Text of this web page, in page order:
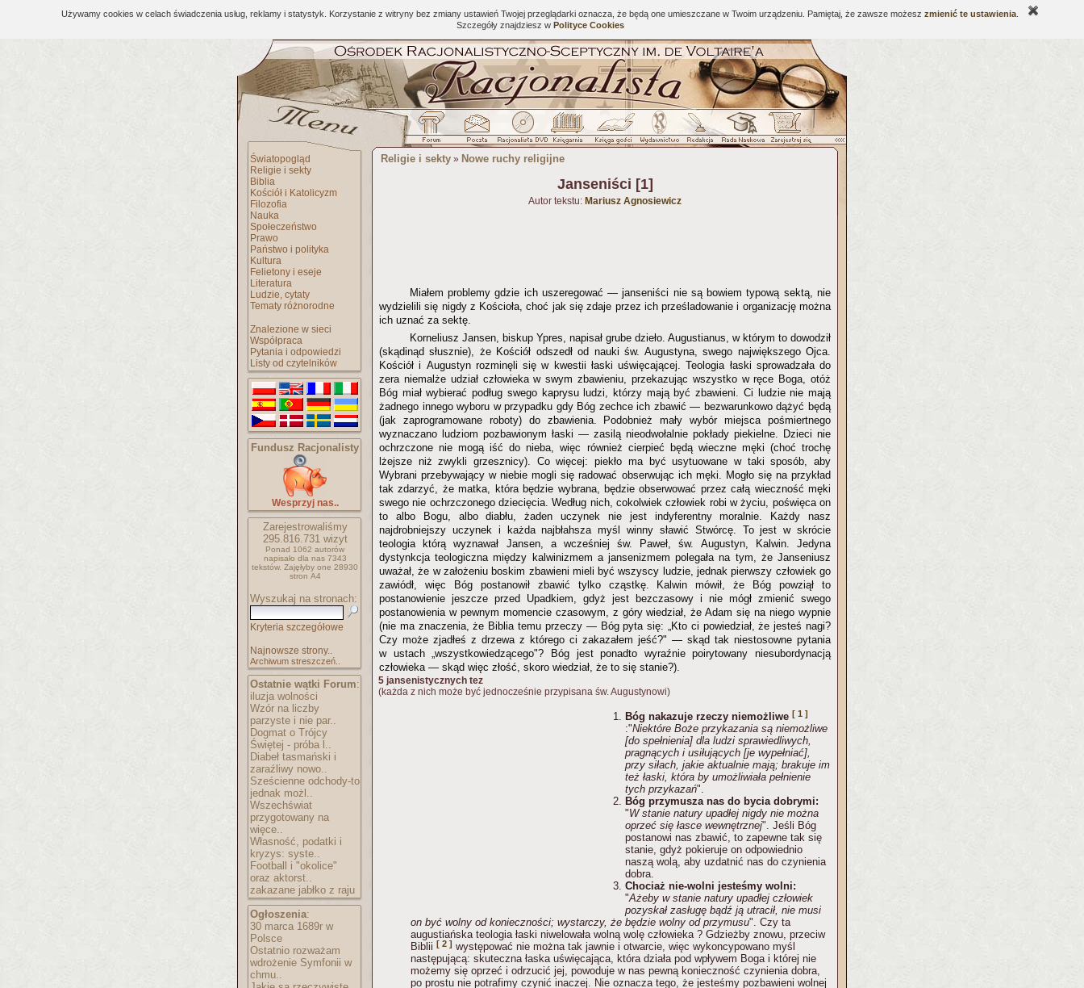
Używamy cookies w celach świadczenia usług, reklamy i statystyk. Korzystanie z witryny bez zmiany ustawień Twojej przeglądarki oznacza, że będą one umieszczane w Twoim urządzeniu. Pamiętaj, że zawsze możesz zmienić te ustawienia
Szczegóły znajdziesz w Polityce Cookies
Światopogląd
Religie i sekty
Biblia
Kościół i Katolicyzm
Filozofia
Nauka
Społeczeństwo
Prawo
Państwo i polityka
Kultura
Felietony i eseje
Literatura
Ludzie, cytaty
Tematy różnorodne
Znalezione w sieci
Współpraca
Pytania i odpowiedzi
Listy od czytelników
Fundusz Racjonalisty
Wesprzyj nas..
Zarejestrowaliśmy
295.816.731wizyt
Ponad 1062 autorów
napisało dla nas 7343
tekstów. Zajęłyby one 28930
stron A4
Wyszukaj na stronach:
Kryteria szczegółowe
Najnowsze strony..
Archiwum streszczeń..
Ostatnie wątki Forum:
iluzja wolności
Wzór na liczby
parzyste i nie par..
Dogmat o Trójcy
Świętej - próba l..
Diabeł tasmański i
zaraźliwy nowo..
Sześcienne odchody-to
jednak możl..
Wszechświat
przygotowany na
więce..
Własność, podatki i
kryzys: syste..
Football i "okolice"
oraz aktorst..
zakazane jabłko z raju
Ogłoszenia:
30 marca 1689r w
Polsce
Ostatnio rozważam
wdrożenie Symfonii w
chmu..
Religie i sekty » Nowe ruchy religijne
Janseniści [1]
Autor tekstu: Mariusz Agnosiewicz
Miałem problemy gdzie ich uszeregować — janseniści nie są bowiem typową sektą, nie
wydzielili się nigdy z Kościoła, choć jak się zdaje przez ich prześladowanie i organizację można
ich uznać za sektę.
Korneliusz Jansen, biskup Ypres, napisał grube dzieło. Augustianus, w którym to dowodził
(skądinąd słusznie), że Kościół odszedł od nauki św. Augustyna, swego największego Ojca.
Kościół i Augustyn rozminęli się w kwestii łaski uświęcającej. Teologia łaski sprowadzała do
zera niemalże udział człowieka w swym zbawieniu, przekazując wszystko w ręce Boga, otóż
Bóg miał wybierać podług swego kaprysu ludzi, którzy mają być zbawieni. Ci ludzie nie mają
żadnego innego wyboru w przypadku gdy Bóg zechce ich zbawić — bezwarunkowo dążyć będą
(jak zaprogramowane roboty) do zbawienia. Podobnież mały wybór miejsca pośmiertnego
wyznaczano ludziom pozbawionym łaski — zasilą nieodwołalnie pokłady piekielne. Dzieci nie
ochrzczone nie mogą iść do nieba, więc również cierpieć będą wieczne męki (choć trochę
lżejsze niż zwykli grzesznicy). Co więcej: piekło ma być usytuowane w taki sposób, aby
Wybrani przebywający w niebie mogli się radować obserwując ich męki. Mogło się na przykład
tak zdarzyć, że matka, która będzie wybrana, będzie obserwować przez całą wieczność męki
swego nie ochrzczonego dziecięcia. Według nich, cokolwiek człowiek robi w życiu, poświęca on
to albo Bogu, albo diabłu, żaden uczynek nie jest indyferentny moralnie. Każdy nasz
najdrobniejszy uczynek i każda najbłahsza myśl winny sławić Stwórcę. To jest w skrócie
teologia którą wyznawał Jansen, a wcześniej św. Paweł, św. Augustyn, Kalwin. Jedyna
dystynkcja teologiczna między kalwinizmem a jansenizmem polegała na tym, że Janseniusz
uważał, że w założeniu boskim zbawieni mieli być wszyscy ludzie, jednak pierwszy człowiek go
zawiódł, więc Bóg postanowił zbawić tylko cząstkę. Kalwin mówił, że Bóg powziął to
postanowienie jeszcze przed Upadkiem, gdyż jest bezczasowy i nie mógł zmienić swego
postanowienia w pewnym momencie czasowym, z góry wiedział, że Adam się na niego wypnie
(nie ma znaczenia, że Biblia temu przeczy — Bóg pyta się: „Kto ci powiedział, że jesteś nagi?
Czy może zjadłeś z drzewa z którego ci zakazałem jeść?" — skąd tak niestosowne pytania
w ustach „wszystkowiedzącego"? Bóg jest ponadto wyraźnie poirytowany niesubordynacją
człowieka — skąd więc złość, skoro wiedział, że to się stanie?).
5 jansenistycznych tez
(każda z nich może być jednocześnie przypisana św. Augustynowi)
Bóg nakazuje rzeczy niemożliwe [ 1 ]
:"Niektóre Boże przykazania są niemożliwe
[do spełnienia] dla ludzi sprawiedliwych,
pragnących i usiłujących [je wypełniać],
przy siłach, jakie aktualnie mają; brakuje im
też łaski, która by umożliwiała pełnienie
tych przykazań".
Bóg przymusza nas do bycia dobrymi:
"W stanie natury upadłej nigdy nie można
oprzeć się łasce wewnętrznej". Jeśli Bóg
postanowi nas zbawić, to zapewne tak się
stanie, gdyż pokieruje on odpowiednio
naszą wolą, aby uzdatnić nas do czynienia
dobra.
Chociaż nie-wolni jesteśmy wolni:
"Ażeby w stanie natury upadłej człowiek
pozyskał zasługę bądź ją utracił, nie musi
on być wolny od konieczności; wystarczy, że będzie wolny od przymusu". Czy ta
augustiańska teologia łaski niwelowała wolną wolę człowieka ? Gdzieżby znowu, przeciw
Biblii [ 2 ] występować nie można tak jawnie i otwarcie, więc wykoncypowano myśl
następującą: skuteczna łaska uświęcająca, która działa pod wpływem Boga i której nie
możemy się oprzeć i odrzucić jej, powoduje w nas pewną konieczność czynienia dobra,
po prostu nie potrafimy czynić inaczej. Nie oznacza tego, że jesteśmy pozbawieni wolnej